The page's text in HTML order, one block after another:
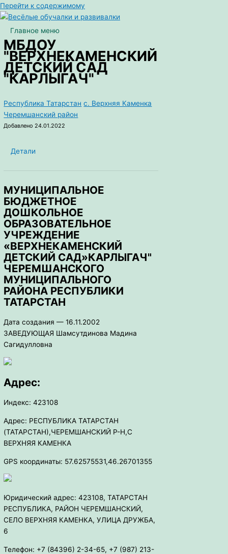
Перейти к содержимому
Главное меню
МБДОУ
"ВЕРХНЕКАМЕНСКИЙ
ДЕТСКИЙ САД
"КАРЛЫГАЧ"
Республика Татарстан с. Верхняя Каменка
Черемшанский район
Добавлено 24.01.2022
Детали
МУНИЦИПАЛЬНОЕ
БЮДЖЕТНОЕ
ДОШКОЛЬНОЕ
ОБРАЗОВАТЕЛЬНОЕ
УЧРЕЖДЕНИЕ
«ВЕРХНЕКАМЕНСКИЙ
ДЕТСКИЙ САД»КАРЛЫГАЧ"
ЧЕРЕМШАНСКОГО
МУНИЦИПАЛЬНОГО
РАЙОНА РЕСПУБЛИКИ
ТАТАРСТАН
Дата создания — 16.11.2002
ЗАВЕДУЮЩАЯ Шамсутдинова Мадина
Сагидулловна
Адрес:
Индекс: 423108
Адрес: РЕСПУБЛИКА ТАТАРСТАН
(ТАТАРСТАН),ЧЕРЕМШАНСКИЙ Р-Н,С
ВЕРХНЯЯ КАМЕНКА
GPS координаты: 57.62575531,46.26701355
Юридический адрес: 423108, ТАТАРСТАН
РЕСПУБЛИКА, РАЙОН ЧЕРЕМШАНСКИЙ,
СЕЛО ВЕРХНЯЯ КАМЕНКА, УЛИЦА ДРУЖБА,
6
Телефон: +7 (84396) 2-34-65, +7 (987) 213-